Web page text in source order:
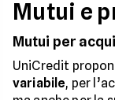
Mutui e
Mutui per
UniCredit
variabile, per